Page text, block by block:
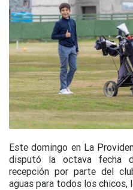
Este domingo en La
disputó la octava fecha
recepción por parte del
aguas para todos los chicos,